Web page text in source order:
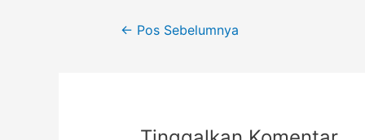
← Pos Sebelumnya